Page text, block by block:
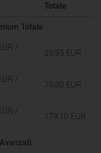
Totale
Totale
/
29,95 EUR
/
79,80 EUR
/
179,10 EUR